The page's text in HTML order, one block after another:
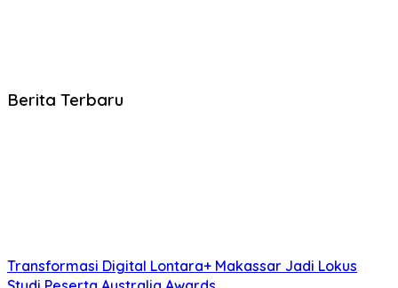
Berita Terbaru
Transformasi Digital Lontara+ Makassar Jadi Lokus